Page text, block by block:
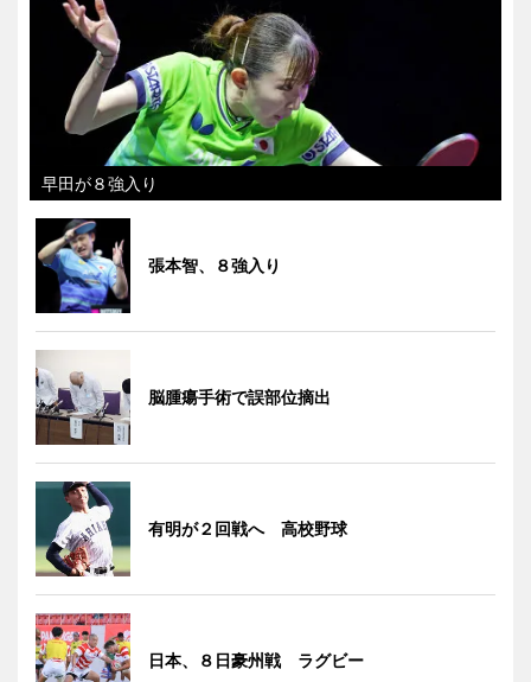
早田が８強入り
張本智、８強入り
脳腫瘍手術で誤部位摘出
有明が２回戦へ 高校野球
日本、８日豪州戦 ラグビー